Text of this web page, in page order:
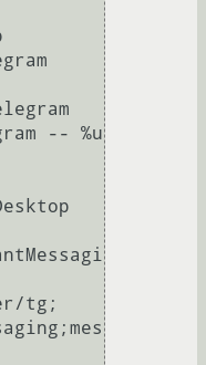
-- %u
tg;